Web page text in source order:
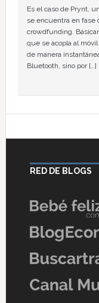
Es el caso de Prynt,
se encuentra en fase
crowdfunding.
que se acopla al
de manera
Bluetooth, sino por […]
RED DE BLOGS